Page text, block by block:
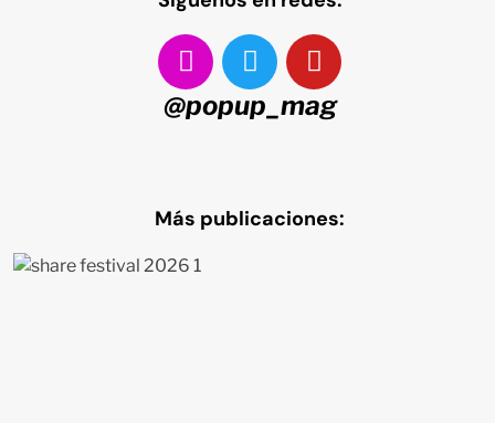
@popup_mag
Más publicaciones: